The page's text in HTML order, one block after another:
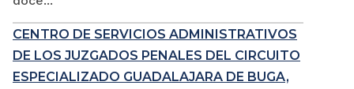
CENTRO DE SERVICIOS ADMINISTRATIVOS
DE LOS JUZGADOS PENALES DEL CIRCUITO
ESPECIALIZADO GUADALAJARA DE BUGA,